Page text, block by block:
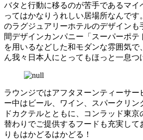
バタと行動に移るのが苦手であるマイ
ってはかなりうれしい居場所なんです
のラグジュアリーホテルのデザインも
間デザインカンパニー「スーパーポ
を用いるなどした和モダンな雰囲気で
ん我々日本人にとってもほっと一息つ
ラウンジではアフタヌーンティーサー
ー中はビール、ワイン、スパークリン
ドカクテルとともに、コンラッド東京
替わりでご提供するフードも充実して
りもはかどるはかどる！